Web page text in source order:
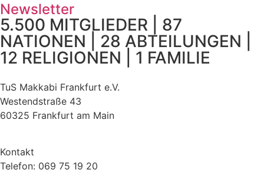
Newsletter
5.500 MITGLIEDER | 87
NATIONEN | 28 ABTEILUNGEN |
12 RELIGIONEN | 1 FAMILIE
TuS Makkabi Frankfurt e.V.
Westendstraße 43
60325 Frankfurt am Main
Kontakt
Telefon: 069 75 19 20